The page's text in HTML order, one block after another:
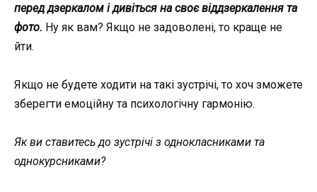
перед дзеркалом і дивіться на своє віддзеркалення та
фото. Ну як вам? Якщо не задоволені, то краще не
йти.
Якщо не будете ходити на такі зустрічі, то хоч зможете
зберегти емоційну та психологічну гармонію.
Як ви ставитесь до зустрічі з однокласниками та
однокурсниками?